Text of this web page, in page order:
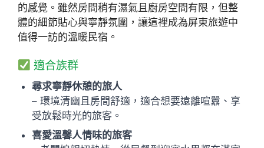
的感覺。雖然房間稍有濕氣且廚房空間有限，但整
體的細節貼心與寧靜氛圍，讓這裡成為屏東旅遊中
值得一訪的溫暖民宿。
適合族群
尋求寧靜休憩的旅人
– 環境清幽且房間舒適，適合想要遠離喧囂、享
受放鬆時光的旅客。
喜愛溫馨人情味的旅客